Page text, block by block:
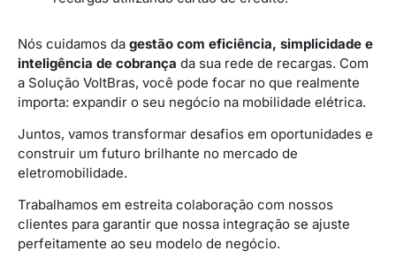
Nós cuidamos da gestão com eficiência, simplicidade e
inteligência de cobrança da sua rede de recargas. Com
a Solução VoltBras, você pode focar no que realmente
importa: expandir o seu negócio na mobilidade elétrica.
Juntos, vamos transformar desafios em oportunidades e
construir um futuro brilhante no mercado de
eletromobilidade.
Trabalhamos em estreita colaboração com nossos
clientes para garantir que nossa integração se ajuste
perfeitamente ao seu modelo de negócio.